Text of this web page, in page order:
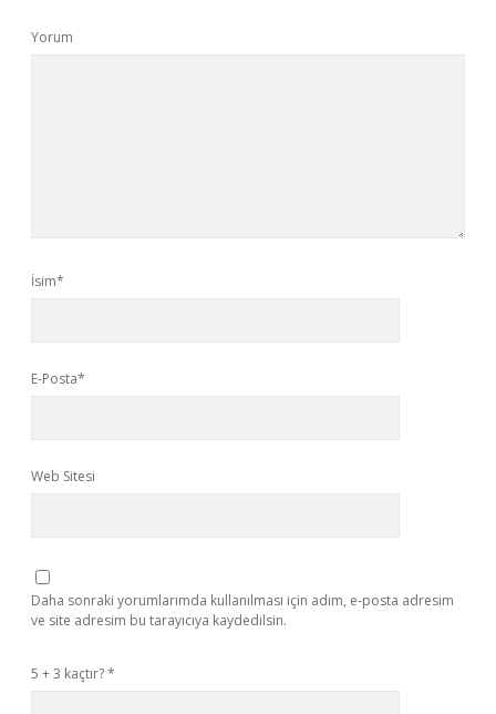
Yorum
İsim*
E-Posta*
Web Sitesi
Daha sonraki yorumlarımda kullanılması için adım, e-posta adresim
ve site adresim bu tarayıcıya kaydedilsin.
5 + 3 kaçtır?*